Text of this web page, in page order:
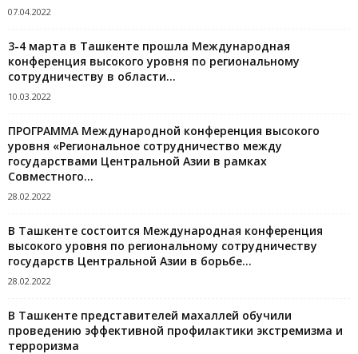
07.04.2022
3-4 марта в Ташкенте прошла Международная
конференция высокого уровня по региональному
сотрудничеству в области...
10.03.2022
ПРОГРАММА Международной конференция высокого
уровня «Региональное сотрудничество между
государствами Центральной Азии в рамках
Совместного...
28.02.2022
В Ташкенте состоится Международная конференция
высокого уровня по региональному сотрудничеству
государств Центральной Азии в борьбе...
28.02.2022
В Ташкенте представителей махаллей обучили
проведению эффективной профилактики экстремизма и
терроризма